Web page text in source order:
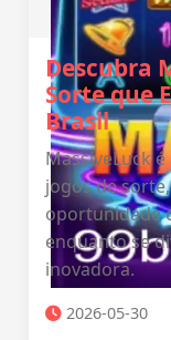
Descubra
Sorte que
Brasil
MassiveLuck
jogos de
oportunidade
enquanto se
inovadora.
2026-05-30